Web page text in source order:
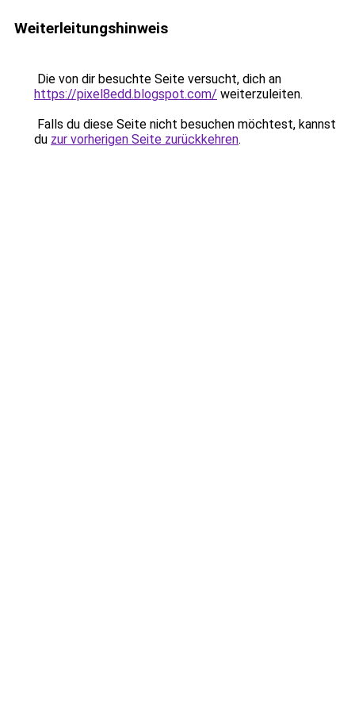
Weiterleitungshinweis
Die von dir besuchte Seite versucht, dich an
https://pixel8edd.blogspot.com/ weiterzuleiten.
Falls du diese Seite nicht besuchen möchtest, kannst
du zur vorherigen Seite zurückkehren.